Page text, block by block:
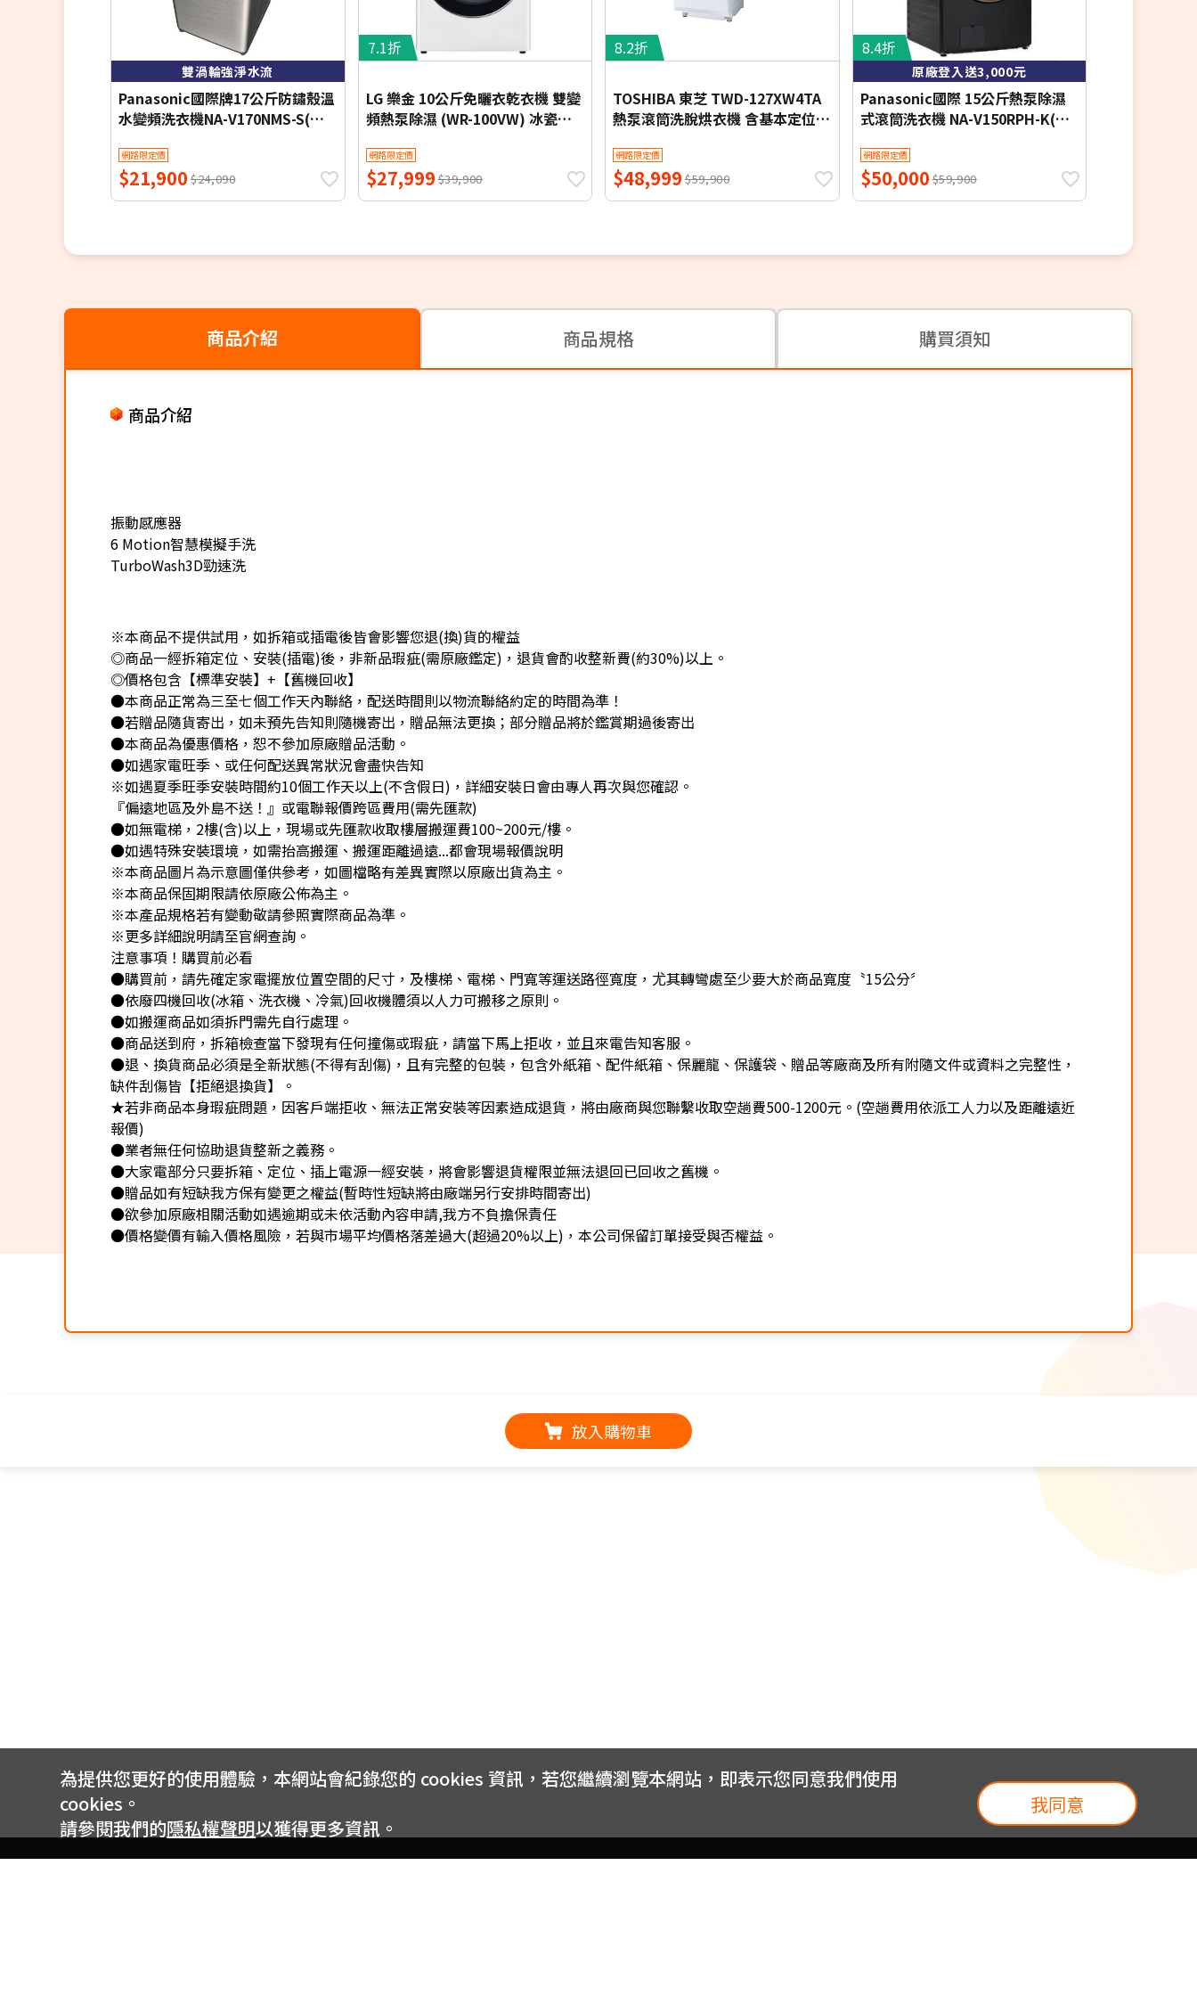
雙渦輪強淨水流
Panasonic國際牌17公斤防鏽殼溫
水變頻洗衣機NA-V170NMS-S(含
網路限定價
$21,900 $24,090
7.1折
LG 樂金 10公斤免曬衣乾衣機 雙變
頻熱泵除濕 (WR-100VW) 冰瓷白
網路限定價
$27,999$39,900
8.2折
TOSHIBA 東芝 TWD-127XW4TA
熱泵滾筒洗脫烘衣機 含基本定位安
網路限定價
$48,999 $59,900
8.4折
原廠登入送3,000元
Panasonic國際 15公斤熱泵除濕
式滾筒洗衣機 NA-V150RPH-K(夜
(自行官網登入)$3000【限時優
惠】
網路限定價
$50,000$59,900
商品介紹 商品規格 購買須知
商品介紹
振動感應器
6 Motion智慧模擬手洗
TurboWash3D勁速洗
※本商品不提供試用，如拆箱或插電後皆會影響您退(換)貨的權益
◎商品一經拆箱定位、安裝(插電)後，非新品瑕疵(需原廠鑑定)，退貨會酌收整新費(約30%)以上。
◎價格包含【標準安裝】+【舊機回收】
●本商品正常為三至七個工作天內聯絡，配送時間則以物流聯絡約定的時間為準！
●若贈品隨貨寄出，如未預先告知則隨機寄出，贈品無法更換；部分贈品將於鑑賞期過後寄出
●本商品為優惠價格，恕不參加原廠贈品活動。
●如遇家電旺季、或任何配送異常狀況會盡快告知
※如遇夏季旺季安裝時間約10個工作天以上(不含假日)，詳細安裝日會由專人再次與您確認。
『偏遠地區及外島不送！』或電聯報價跨區費用(需先匯款)
●如無電梯，2樓(含)以上，現場或先匯款收取樓層搬運費100~200元/樓。
●如遇特殊安裝環境，如需抬高搬運、搬運距離過遠...都會現場報價說明
※本商品圖片為示意圖僅供參考，如圖檔略有差異實際以原廠出貨為主。
※本商品保固期限請依原廠公佈為主。
※本產品規格若有變動敬請參照實際商品為準。
※更多詳細說明請至官網查詢。
注意事項！購買前必看
●購買前，請先確定家電擺放位置空間的尺寸，及樓梯、電梯、門寬等運送路徑寬度，尤其轉彎處至少要大於商品寬度〝15公分〞
●依廢四機回收(冰箱、洗衣機、冷氣)回收機體須以人力可搬移之原則。
●如搬運商品如須拆門需先自行處理。
●商品送到府，拆箱檢查當下發現有任何撞傷或瑕疵，請當下馬上拒收，並且來電告知客服。
●退、換貨商品必須是全新狀態(不得有刮傷)，且有完整的包裝，包含外紙箱、配件紙箱、保麗龍、保護袋、贈品等廠商及所有附隨文件或資料之完整性，
缺件刮傷皆【拒絕退換貨】。
★若非商品本身瑕疵問題，因客戶端拒收、無法正常安裝等因素造成退貨，將由廠商與您聯繫收取空趟費500-1200元。(空趟費用依派工人力以及距離遠近
報價)
●業者無任何協助退貨整新之義務。
●大家電部分只要拆箱、定位、插上電源一經安裝，將會影響退貨權限並無法退回已回收之舊機。
●贈品如有短缺我方保有變更之權益(暫時性短缺將由廠端另行安排時間寄出)
●欲參加原廠相關活動如遇逾期或未依活動內容申請,我方不負擔保責任
●價格變價有輸入價格風險，若與市場平均價格落差過大(超過20%以上)，本公司保留訂單接受與否權益。
放入購物車
為提供您更好的使用體驗，本網站會紀錄您的 cookies 資訊，若您繼續瀏覽本網站，即表示您同意我們使用
cookies。
請參閱我們的隱私權聲明以獲得更多資訊。
我同意